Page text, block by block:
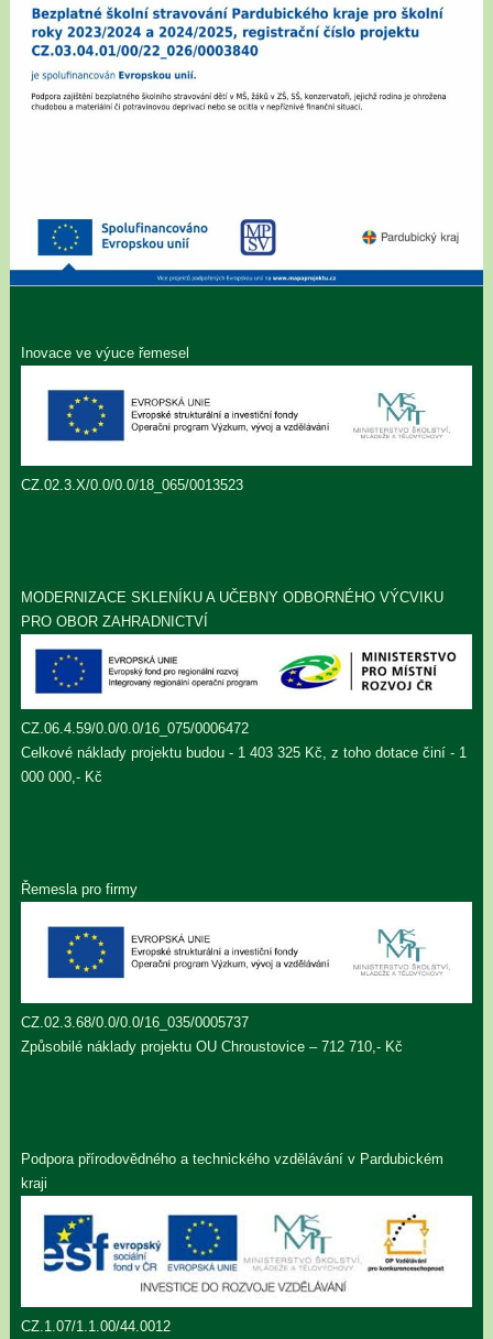
Inovace ve výuce řemesel
CZ.02.3.X/0.0/0.0/18_065/0013523
MODERNIZACE SKLENÍKU A UČEBNY ODBORNÉHO VÝCVIKU
PRO OBOR ZAHRADNICTVÍ
CZ.06.4.59/0.0/0.0/16_075/0006472
Celkové náklady projektu budou - 1 403 325 Kč, z toho dotace činí - 1
000 000,- Kč
Řemesla pro firmy
CZ.02.3.68/0.0/0.0/16_035/0005737
Způsobilé náklady projektu OU Chroustovice – 712 710,- Kč
Podpora přírodovědného a technického vzdělávání v Pardubickém
kraji
CZ.1.07/1.1.00/44.0012